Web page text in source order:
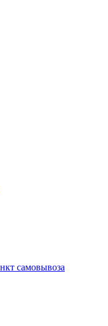
самовывоза